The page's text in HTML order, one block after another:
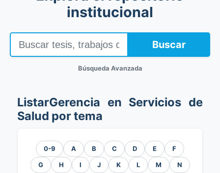
institucional
Buscar
Búsqueda Avanzada
ListarGerencia en Servicios de
Salud por tema
0-9 A B C D E F
G H I J K L M N